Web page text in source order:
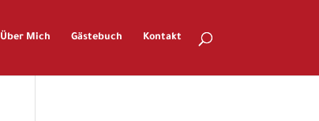
Über Mich Gästebuch Kontakt